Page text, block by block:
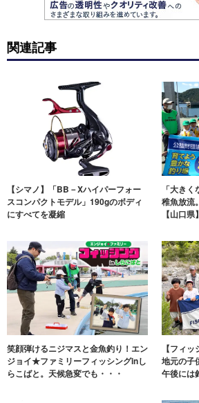
関連記事
【シマノ】「BB－Xハイパーフォー
スコンパクトモデル」190gのボディ
にすべてを凝縮
「大き
稚魚放流
【山口県】
笑顔弾けるニジマスと金魚釣り！エン
ジョイ★ファミリーフィッシングinし
らこばと。天候急変でも・・・
【フィ
地元の子
午後には